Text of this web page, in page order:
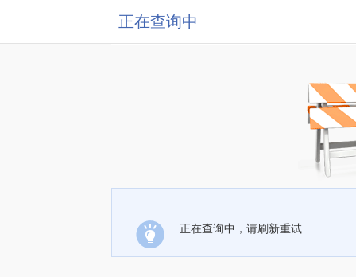
正在查询中
正在查询中，请刷新重试